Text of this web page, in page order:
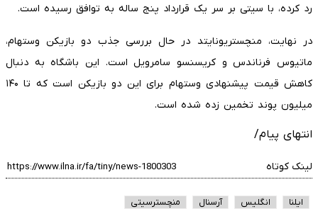
رد کرده، با سیتی بر سر یک قرارداد پنج ساله به توافق رسیده است.
در نهایت، منچستریونایتد در حال بررسی جذب دو بازیکن وستهام،
ماتیوس فرناندس و کریسنسو سامرویل است. این باشگاه به دنبال
کاهش قیمت پیشنهادی وستهام برای این دو بازیکن است که تا ۱۴۰
میلیون پوند تخمین زده شده است.
انتهای پیام/
لینک کوتاه
ایلنا انگلیس آرسنال منچسترسیتی